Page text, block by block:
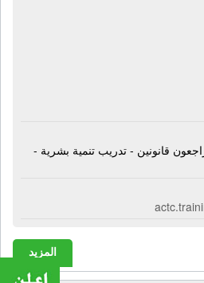
قانونين - تدريب تنمية بشرية -
المزيد